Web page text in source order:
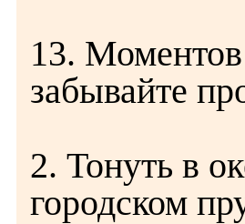
13.
забывайте
2. Тонуть в
городском